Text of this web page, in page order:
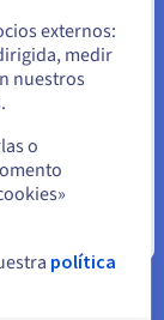
en
cloud en
externos:
medir
nuestros
o
política